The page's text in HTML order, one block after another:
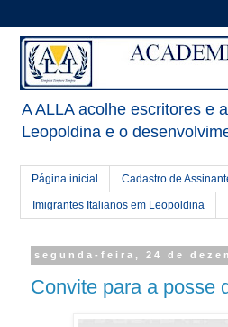
A ALLA acolhe escritores e
Leopoldina e o
Página inicial Cadastro de
Imigrantes Italianos em Leopoldina
segunda-feira, 24 de
Convite para a posse